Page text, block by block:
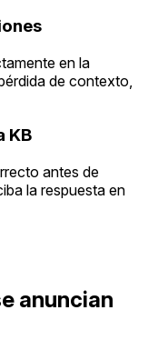
en la
de contexto,
KB
antes de
la respuesta en
anuncian